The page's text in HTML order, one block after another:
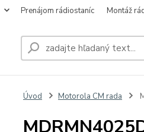
Prenájom rádiostaníc Montáž
Úvod Motorola CM rada